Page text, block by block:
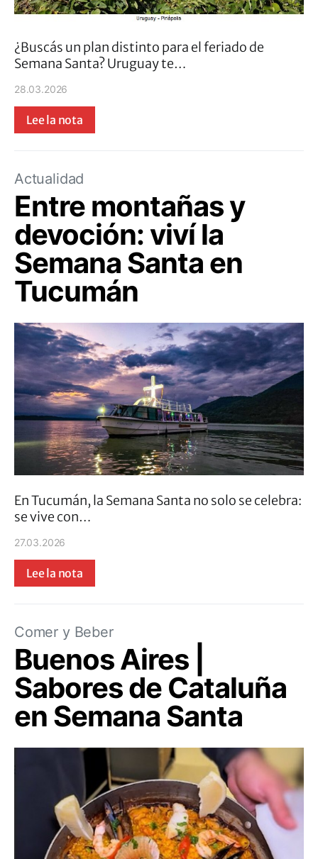
¿Buscás un plan distinto para el feriado de
Semana Santa? Uruguay te…
28.03.2026
Lee la nota
Actualidad
Entre montañas y
devoción: viví la
Semana Santa en
Tucumán
En Tucumán, la Semana Santa no solo se celebra:
se vive con…
27.03.2026
Lee la nota
Comer y Beber
Buenos Aires |
Sabores de Cataluña
en Semana Santa